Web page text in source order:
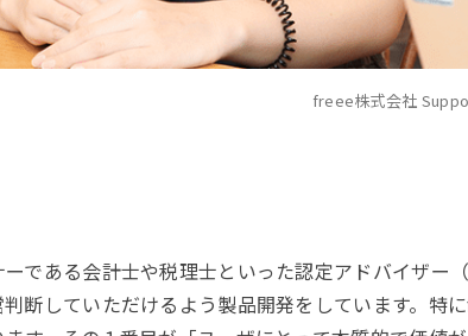
freee株式会社
である会計士や税理士といった認定アドバイザー
断していただけるよう製品開発をしています。特